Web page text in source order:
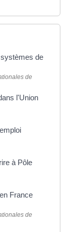
de
de
l'Union
à Pôle
France
de